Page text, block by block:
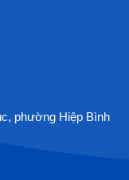
phường Hiệp Bình